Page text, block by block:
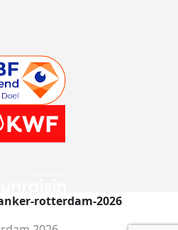
rotterdam-2026